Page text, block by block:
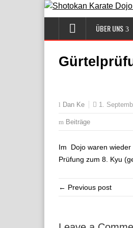
ÜBER UNS
Dan Ke 1.
Beiträge
Im Dojo waren wieder
Prüfung zum 8. Kyu
← Previous post